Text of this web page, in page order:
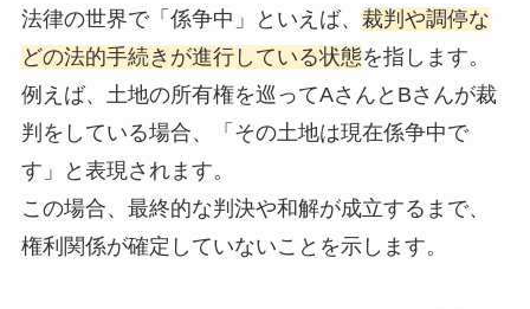
法律の世界で「係争中」といえば、 裁判や調停な
どの法的手続きが進行している状態を指します。
例えば、土地の所有権を巡ってAさんとBさんが裁
判をしている場合、「その土地は現在係争中で
す」と表現されます。
この場合、最終的な判決や和解が成立するまで、
権利関係が確定していないことを示します。